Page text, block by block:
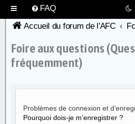
FAQ
Accueil du forum de l'AFC
Foire aux questions
fréquemment)
Problèmes de connexion et
Pourquoi dois-je m’enregistrer ?